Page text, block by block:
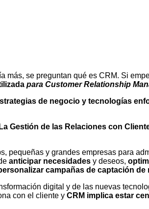
más, se preguntan qué es CRM. Si
para Customer Relationship
de negocio y tecnologías
Gestión de las Relaciones con
pequeñas y grandes empresas para
anticipar necesidades y deseos,
campañas de captación de
digital y de las nuevas
con el cliente y CRM implica estar